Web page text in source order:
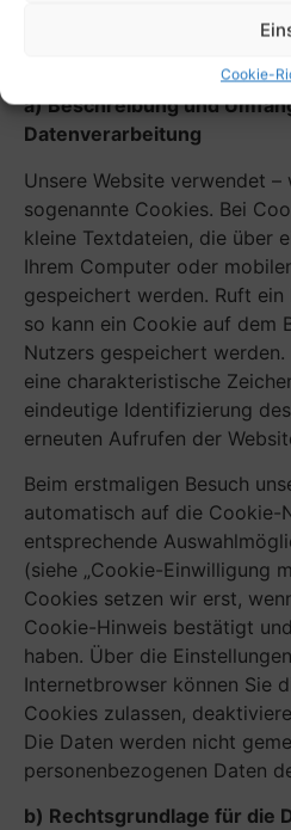
Cookie-
a) Beschreibung und
Datenverarbeitung
Unsere Website verwendet
sogenannte Cookies. Bei
kleine Textdateien, die über
Ihrem Computer oder
gespeichert werden. Ruft ein
so kann ein Cookie auf dem
Nutzers gespeichert
eine charakteristische
eindeutige Identifizierung
erneuten Aufrufen der
Beim erstmaligen Besuch
automatisch auf die Cookie-
entsprechende
(siehe „Cookie-Einwilligung
Cookies setzen wir erst,
Cookie-Hinweis bestätigt
haben. Über die
Internetbrowser können Sie
Cookies zulassen,
Die Daten werden nicht
personenbezogenen Daten
b) Rechtsgrundlage für die